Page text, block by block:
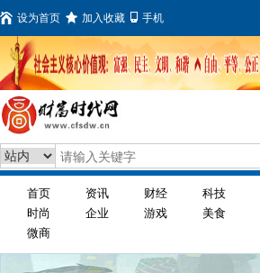
设为首页 加入收藏 手机
首页 资讯 财经 科技
时尚
企业 游戏 美食
微商